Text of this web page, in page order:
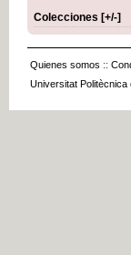
Colecciones [+/-]
Quienes somos ::
Universitat Politècnica